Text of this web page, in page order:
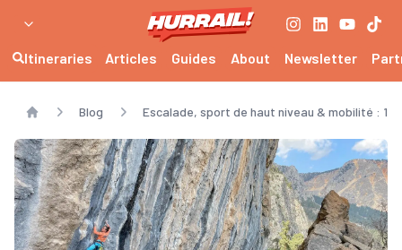
Itineraries Articles Guides About Newsletter
Home
Blog Escalade, sport de haut niveau & mobilité :